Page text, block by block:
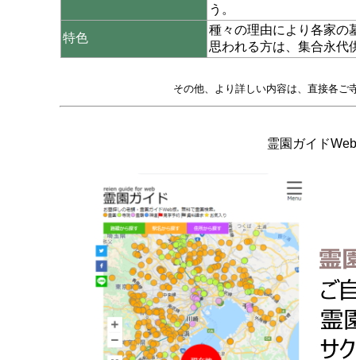
う。
特色
種々の理由により各家の
思われる方は、集合永代
その他、より詳しい内容は、直接各ご
霊園ガイド